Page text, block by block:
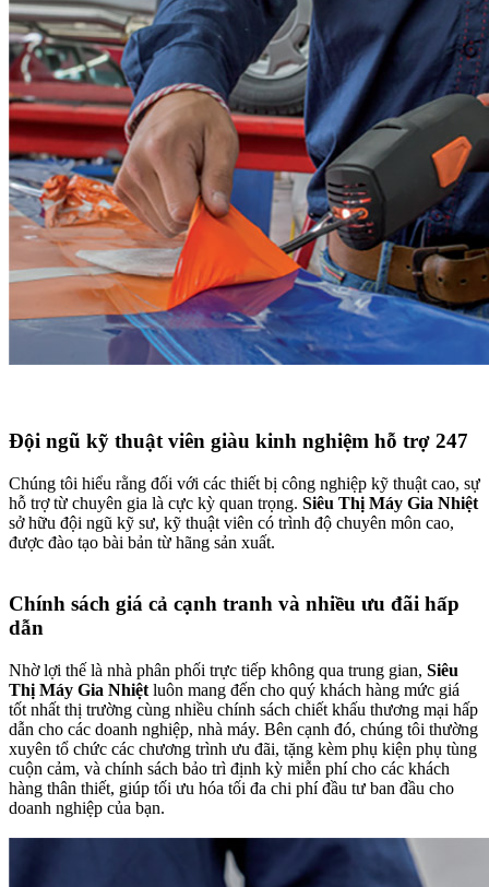
Đội ngũ kỹ thuật viên giàu kinh nghiệm hỗ trợ 247
Chúng tôi hiểu rằng đối với các thiết bị công nghiệp kỹ thuật cao, sự
hỗ trợ từ chuyên gia là cực kỳ quan trọng. Siêu Thị Máy Gia Nhiệt
sở hữu đội ngũ kỹ sư, kỹ thuật viên có trình độ chuyên môn cao,
được đào tạo bài bản từ hãng sản xuất.
Chính sách giá cả cạnh tranh và nhiều ưu đãi hấp
dẫn
Nhờ lợi thế là nhà phân phối trực tiếp không qua trung gian, Siêu
Thị Máy Gia Nhiệt luôn mang đến cho quý khách hàng mức giá
tốt nhất thị trường cùng nhiều chính sách chiết khấu thương mại hấp
dẫn cho các doanh nghiệp, nhà máy. Bên cạnh đó, chúng tôi thường
xuyên tổ chức các chương trình ưu đãi, tặng kèm phụ kiện phụ tùng
cuộn cảm, và chính sách bảo trì định kỳ miễn phí cho các khách
hàng thân thiết, giúp tối ưu hóa tối đa chi phí đầu tư ban đầu cho
doanh nghiệp của bạn.